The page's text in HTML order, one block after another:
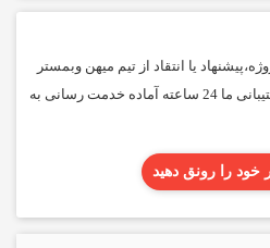
یا انتقاد از تیم میهن وبمستر
با ما تماس بگیرید.کارشناسان پشتیبانی ما 24 ساعته آماده خدمت رسانی به
را رونق دهید